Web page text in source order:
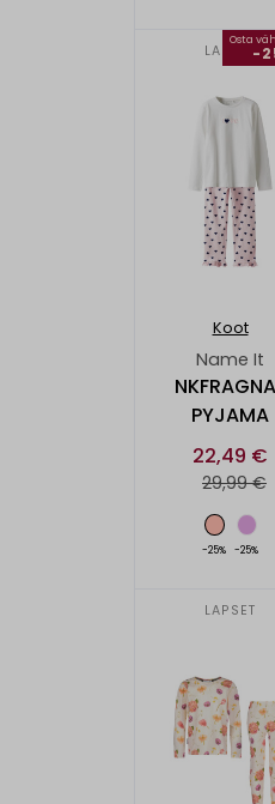
LAPSET
Osta
-
Koot
Name It
PYJAMA
22,49 €
29,99 €
-25% -25%
LAPSET